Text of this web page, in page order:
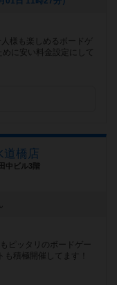
様も楽しめるボードゲ
に安い料金設定にして
道橋店
中ビル3階
ピッタリのボードゲー
積極開催してます！